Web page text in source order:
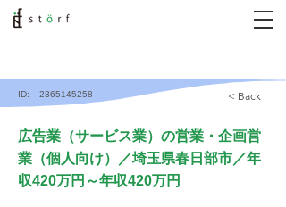
ID: 2365145258 < Back
広告業（サービス業）の営業・企画営
業（個人向け）／埼玉県春日部市／年
収420万円～年収420万円